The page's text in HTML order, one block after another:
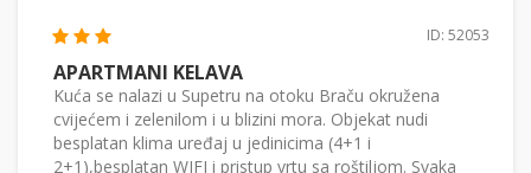
ID: 52053
APARTMANI KELAVA
Kuća se nalazi u Supetru na otoku Braču okružena
cvijećem i zelenilom i u blizini mora. Objekat nudi
besplatan klima uređaj u jedinicima (4+1 i
2+1),besplatan WIFI i pristup vrtu sa roštiljom. Svaka